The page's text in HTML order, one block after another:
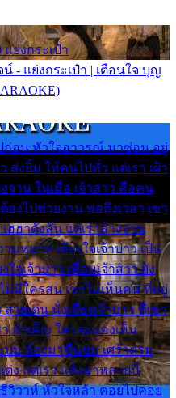
แย่งกระเป๋า
- แย่งกระเป๋า | เตือนใจ บุญ
ก่อน หัวใจอาวรณ์ มาซ่อน อยู่
ส่งยิ้ม ให้คนไปทั่ว แต่เรา เฝ้า
จาน ในเมื่อ เจ้าสาว คือคน
งไปช่วยงาน พอถึงเวลา เขา
ฮฮาดังลั่น แต่เราล้างจาน
มหมาย เคียงใจเจ้าบ่าว เป็น
จเจ้าบ่าว เพื่อนเจ้าสาว ยัง
มีใครสน เขาไม่เห็นคน ที่อยู่
วยเด่น นั่งเคียงเจ้าบ่าว ที่เขา
า ลำเค็ญ ใครจะมองเห็น
บม ต้องมาขื่นขม เศร้าตรม
ง แต่เรา แล้งมาหลายปี
วิวาห์ หัวใจหล้า คอยไปคอย